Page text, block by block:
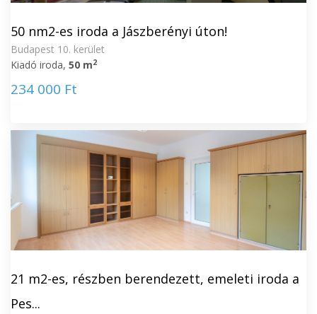
50 nm2-es iroda a Jászberényi úton!
Budapest 10. kerület
Kiadó iroda, 50 m2
234 000 Ft
21 m2-es, részben berendezett, emeleti iroda a
Pes...